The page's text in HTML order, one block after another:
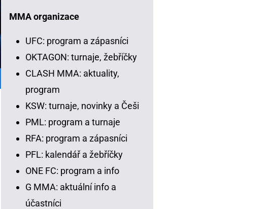
MMA organizace
UFC: program a zápasníci
OKTAGON: turnaje, žebříčky
CLASH MMA: aktuality,
program
KSW: turnaje, novinky a Češi
PML: program a turnaje
RFA: program a zápasníci
PFL: kalendář a žebříčky
ONE FC: program a info
G MMA: aktuální info a
účastníci